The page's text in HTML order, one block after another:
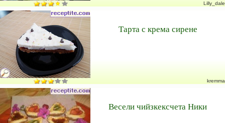
Lilly_dale
Тарта с крема сирене
kremma
Весели чийзкексчета Ники